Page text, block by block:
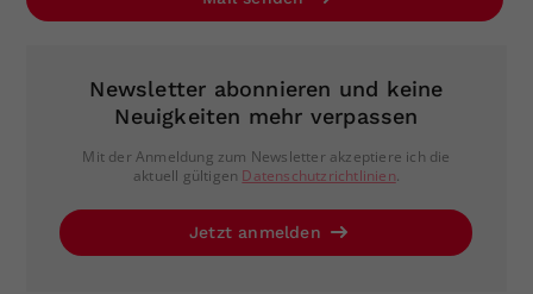
Newsletter abonnieren und keine
Neuigkeiten mehr verpassen
Mit der Anmeldung zum Newsletter akzeptiere ich die
aktuell gültigen Datenschutzrichtlinien.
Jetzt anmelden